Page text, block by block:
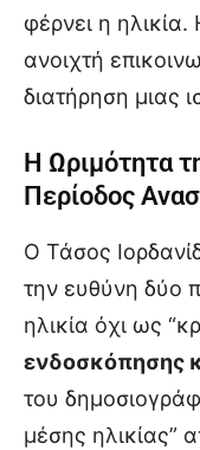
φέρνει η
ανοιχτή
διατήρηση μιας
Η Ωριμότητα
Περίοδος
Ο Τάσος
την ευθύνη δύο
ηλικία όχι ως
ενδοσκόπησης
του
μέσης ηλικίας”